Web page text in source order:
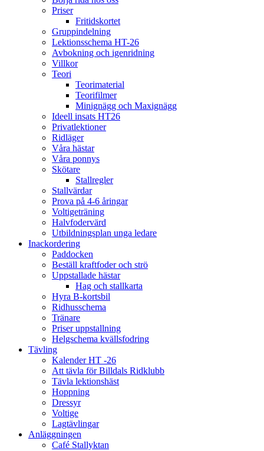
Priser
Fritidskortet
Gruppindelning
Lektionsschema HT-26
Avbokning och igenridning
Villkor
Teori
Teorimaterial
Teorifilmer
Minignägg och Maxignägg
Ideell insats HT26
Privatlektioner
Ridläger
Våra hästar
Våra ponnys
Skötare
Stallregler
Stallvärdar
Prova på 4-6 åringar
Voltigeträning
Halvfodervärd
Utbildningsplan unga ledare
Inackordering
Paddocken
Beställ kraftfoder och strö
Uppstallade hästar
Hag och stallkarta
Hyra B-kortsbil
Ridhusschema
Tränare
Priser uppstallning
Helgschema kvällsfodring
Tävling
Kalender HT -26
Att tävla för Billdals Ridklubb
Tävla lektionshäst
Hoppning
Dressyr
Voltige
Lagtävlingar
Anläggningen
Café Stallyktan